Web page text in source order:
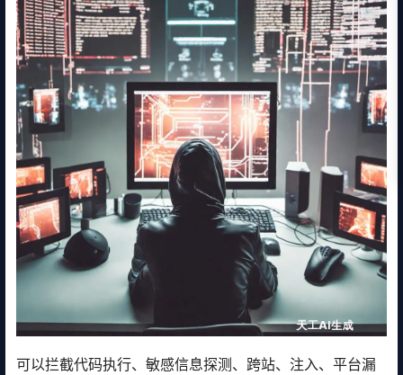
可以拦截代码执行、敏感信息探测、跨站、注入、平台漏